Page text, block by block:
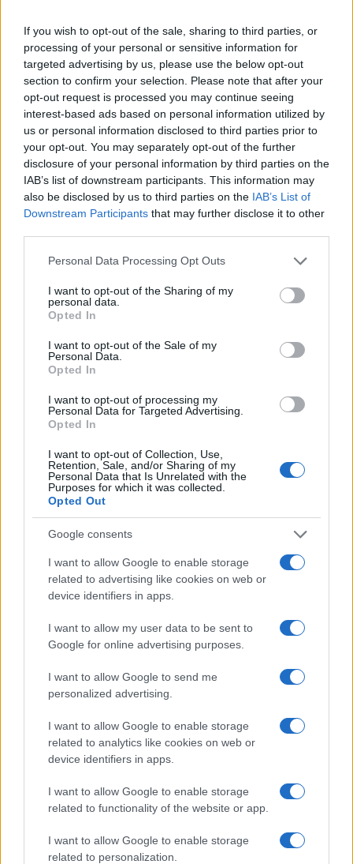
If you wish to opt-out of the sale, sharing to third parties, or
processing of your personal or sensitive information for
targeted advertising by us, please use the below opt-out
section to confirm your selection. Please note that after your
opt-out request is processed you may continue seeing
interest-based ads based on personal information utilized by
us or personal information disclosed to third parties prior to
your opt-out. You may separately opt-out of the further
disclosure of your personal information by third parties on the
IAB’s list of downstream participants. This information may
also be disclosed by us to third parties on the IAB’s List of
Downstream Participants that may further disclose it to other
Please note that this website/app uses one or more Google
not limited to your visit or usage behaviour. You may click to
grant or deny consent to Google and its third-party tags to
use your data for below specified purposes in below Google
consent section.
Personal Data Processing Opt Outs
I want to opt-out of the Sharing of my
personal data.
Opted In
I want to opt-out of the Sale of my
Personal Data.
Opted In
I want to opt-out of processing my
Personal Data for Targeted Advertising.
Opted In
I want to opt-out of Collection, Use,
Retention, Sale, and/or Sharing of my
Personal Data that Is Unrelated with the
Purposes for which it was collected.
Opted Out
Google consents
I want to allow Google to enable storage
related to advertising like cookies on web or
device identifiers in apps.
I want to allow my user data to be sent to
Google for online advertising purposes.
I want to allow Google to send me
personalized advertising.
I want to allow Google to enable storage
related to analytics like cookies on web or
device identifiers in apps.
I want to allow Google to enable storage
related to functionality of the website or app.
I want to allow Google to enable storage
related to personalization.
Continuez la lecture
NEWS
La guerre des géants de la tech : Apple contre OpenAI
Juliette Bernard · 7 Août 2026
NEWS
Brent chute de 8,3% : les matières premières corrigent en août